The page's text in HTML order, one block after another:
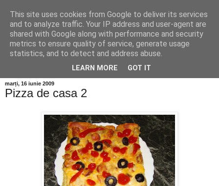
marți, 16 iunie 2009
Pizza de casa 2
This site uses cookies from Google to deliver its services
and to analyze traffic. Your IP address and user-agent are
shared with Google along with performance and security
metrics to ensure quality of service, generate usage
statistics, and to detect and address abuse.
LEARN MORE GOT IT